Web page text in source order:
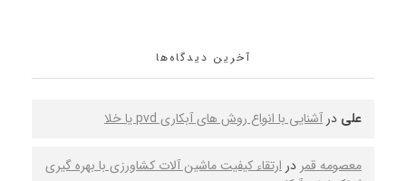
آخرین دیدگاه‌ها
علی درآشنایی با انواع روش های آبکاری pvd یا خلا
معصومه قمر در ارتقاء کیفیت ماشین‌ آلات کشاورزی با بهره‌ گیری